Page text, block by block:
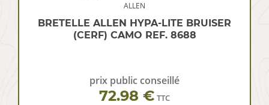
ALLEN
BRETELLE ALLEN HYPA-LITE BRUISER
(CERF) CAMO REF. 8688
prix public conseillé
72.98 € TTC